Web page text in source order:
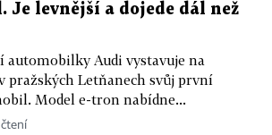
Je levnější a dojede dál než
automobilky Audi vystavuje na
pražských Letňanech svůj první
Model e-tron nabídne...
čtení